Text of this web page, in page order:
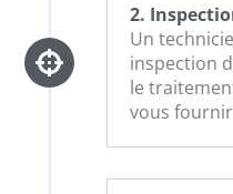
2.
Un
inspection
le
vous